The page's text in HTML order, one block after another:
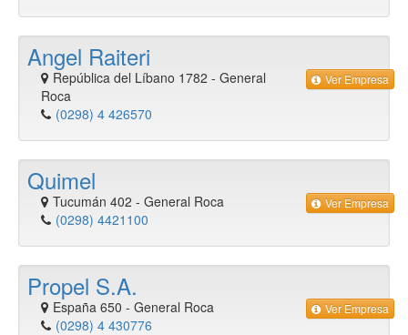
Angel Raiteri
República del Líbano 1782 - General
Roca
(0298) 4 426570
Ver Empresa
Quimel
Tucumán 402 - General Roca
(0298) 4421100
Ver Empresa
Propel S.A.
España 650 - General Roca
(0298) 4 430776
Ver Empresa